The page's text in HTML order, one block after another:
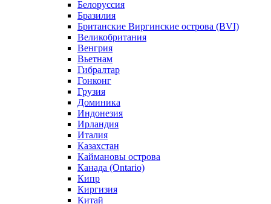
Белоруссия
Бразилия
Британские Виргинские острова (BVI)
Великобритания
Венгрия
Вьетнам
Гибралтар
Гонконг
Грузия
Доминика
Индонезия
Ирландия
Италия
Казахстан
Каймановы острова
Канада (Ontario)
Кипр
Киргизия
Китай